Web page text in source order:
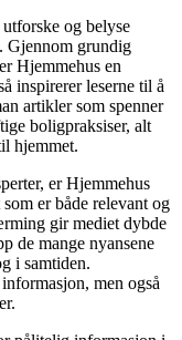
og belyse
Gjennom grundig
Hjemmehus en
inspirerer leserne til å
artikler som spenner
boligpraksiser, alt
hjemmet.
er Hjemmehus
er både relevant og
gir mediet dybde
de mange nyansene
i samtiden.
men også